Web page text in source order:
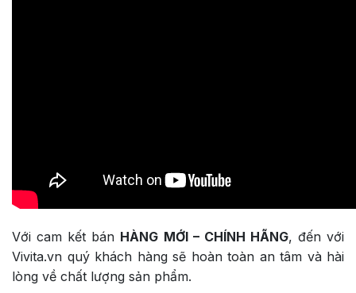
Với cam kết bán HÀNG MỚI – CHÍNH HÃNG, đến với
Vivita.vn quý khách hàng sẽ hoàn toàn an tâm và hài
lòng về chất lượng sản phẩm.